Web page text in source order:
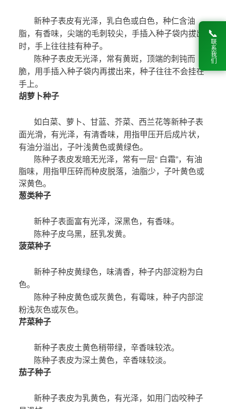
新种子表皮有光泽，乳白色或白色，种仁含油
脂，有香味，尖端的毛刺较尖，手插入种子袋内拔出
时，手上往往挂有种子。
陈种子表皮无光泽，常有黄斑，顶端的刺钝而
脆，用手插入种子袋内再拔出来，种子往往不会挂在
手上。
胡萝卜种子
如白菜、萝卜、甘蓝、芥菜、西兰花等新种子表
面光滑，有光泽，有清香味，用指甲压开后成片状，
有油分溢出，子叶浅黄色或黄绿色。
陈种子表皮发暗无光泽，常有一层“ 白霜”，有油
脂味，用指甲压碎而种皮脱落，油脂少，子叶黄色或
深黄色。
葱类种子
新种子表面富有光泽，深黑色，有香味。
陈种子皮乌黑，胚乳发黄。
菠菜种子
新种子种皮黄绿色，味清香，种子内部淀粉为白
色。
陈种子种皮黄色或灰黄色，有霉味，种子内部淀
粉浅灰色或灰色。
芹菜种子
新种子表皮土黄色稍带绿，辛香味较浓。
陈种子表皮为深土黄色，辛香味较淡。
茄子种子
新种子表皮为乳黄色，有光泽，如用门齿咬种子
📞
联系我们